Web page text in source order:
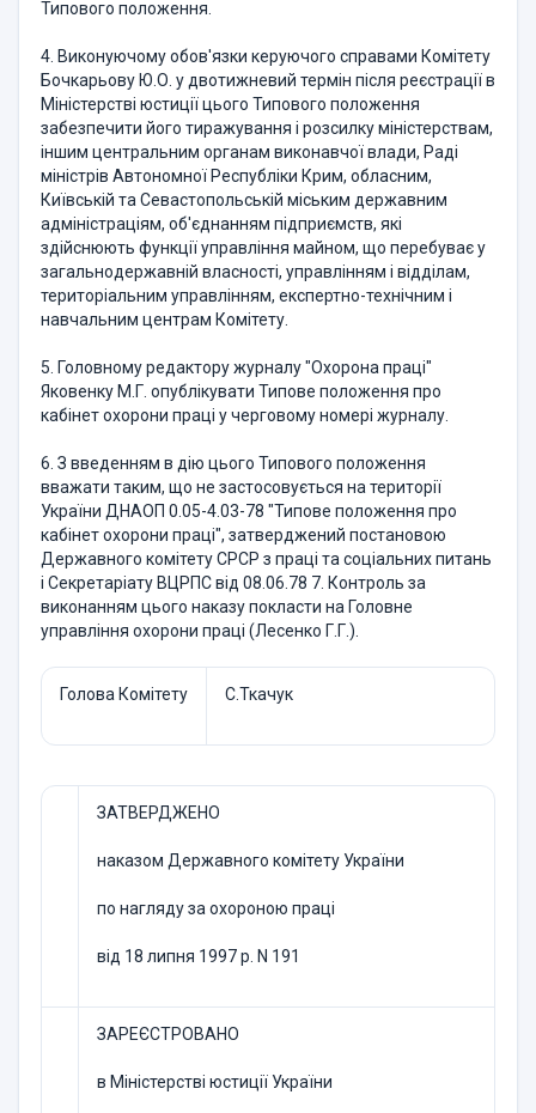
Типового положення.
4. Виконуючому обов'язки керуючого справами Комітету
Бочкарьову Ю.О. у двотижневий термін після реєстрації в
Міністерстві юстиції цього Типового положення
забезпечити його тиражування і розсилку міністерствам,
іншим центральним органам виконавчої влади, Раді
міністрів Автономної Республіки Крим, обласним,
Київській та Севастопольській міським державним
адміністраціям, об'єднанням підприємств, які
здійснюють функції управління майном, що перебуває у
загальнодержавній власності, управлінням і відділам,
територіальним управлінням, експертно-технічним і
навчальним центрам Комітету.
5. Головному редактору журналу "Охорона праці"
Яковенку М.Г. опублікувати Типове положення про
кабінет охорони праці у черговому номері журналу.
6. З введенням в дію цього Типового положення
вважати таким, що не застосовується на території
України ДНАОП 0.05-4.03-78 "Типове положення про
кабінет охорони праці", затверджений постановою
Державного комітету СРСР з праці та соціальних питань
і Секретаріату ВЦРПС від 08.06.78 7. Контроль за
виконанням цього наказу покласти на Головне
управління охорони праці (Лесенко Г.Г.).
Голова Комітету С.Ткачук
ЗАТВЕРДЖЕНО
наказом Державного комітету України
по нагляду за охороною праці
від 18 липня 1997 р. N 191
ЗАРЕЄСТРОВАНО
в Міністерстві юстиції України